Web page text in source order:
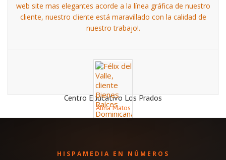
Centro Educativo Los Prados
Alina Matos
Centro Educativos los prados, un web site muy dinámico
más tiempo con nuestra empresa, dedicado al sector de la
web site mas elegantes acorde a la línea gráfica de nuestro
cliente, nuestro cliente está maravillado con la calidad de
nuestro trabajo!.
Poderosa plataforma web para manejo de inmuebles,
HISPAMEDIA EN NÚMEROS